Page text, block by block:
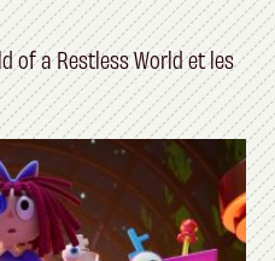
of a Restless World et les